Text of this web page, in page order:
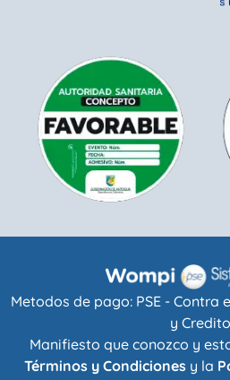
Metodos de pago: PSE - Contra
y Credito
Manifiesto que conozco y
Términos y Condicionesy la